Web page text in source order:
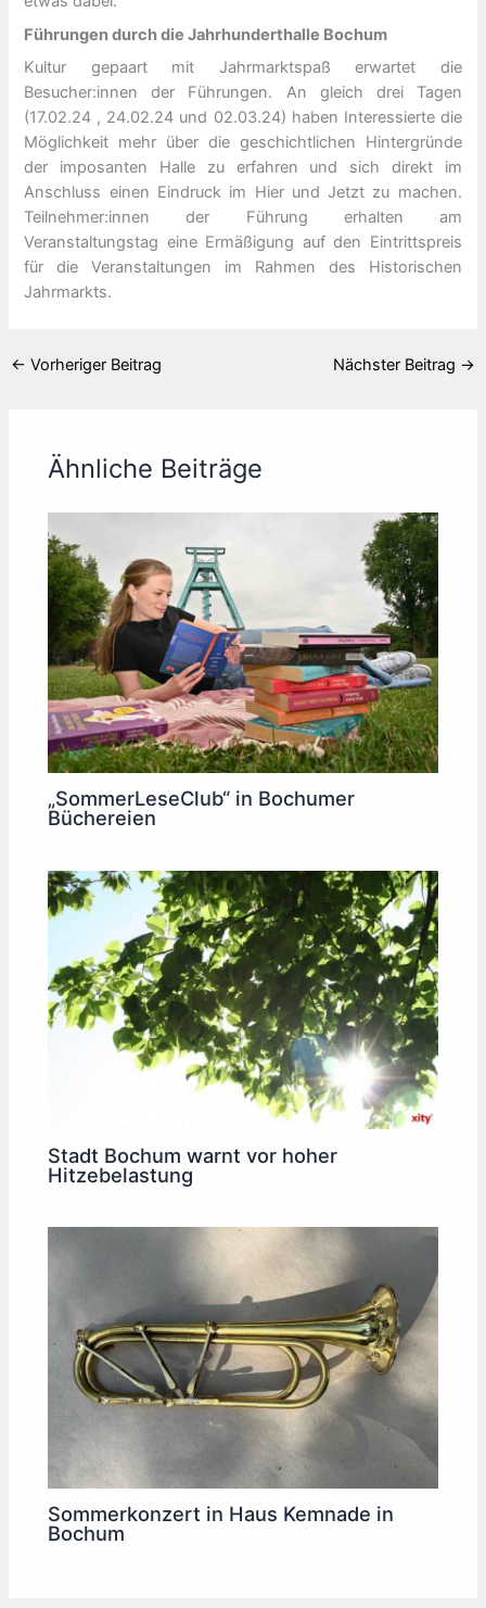
Führungen durch die Jahrhunderthalle Bochum
Kultur gepaart mit Jahrmarktspaß erwartet die
Besucher:innen der Führungen. An gleich drei Tagen
(17.02.24 , 24.02.24 und 02.03.24) haben Interessierte die
Möglichkeit mehr über die geschichtlichen Hintergründe
der imposanten Halle zu erfahren und sich direkt im
Anschluss einen Eindruck im Hier und Jetzt zu machen.
Teilnehmer:innen der Führung erhalten am
Veranstaltungstag eine Ermäßigung auf den Eintrittspreis
für die Veranstaltungen im Rahmen des Historischen
Jahrmarkts.
← Vorheriger Beitrag Nächster Beitrag →
Ähnliche Beiträge
„SommerLeseClub“ in Bochumer
Büchereien
Stadt Bochum warnt vor hoher
Hitzebelastung
Sommerkonzert in Haus Kemnade in
Bochum